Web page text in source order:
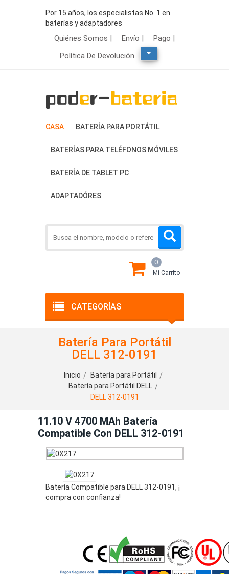
Por 15 años, los especialistas No. 1 en
baterías y adaptadores
Quiénes Somos | Envío |
Pago |
Política De Devolución
CASA BATERÍA PARA PORTÁTIL
BATERÍAS PARA TELÉFONOS MÓVILES
BATERÍA DE TABLET PC
ADAPTADÓRES
CATEGORÍAS
0
Mi Carrito
Batería Para Portátil
DELL 312-0191
Inicio
Batería para Portátil
Batería para Portátil DELL
DELL 312-0191
11.10 V 4700 MAh Batería
Compatible Con DELL 312-0191
Batería Compatible para DELL 312-0191, ¡
compra con confianza!